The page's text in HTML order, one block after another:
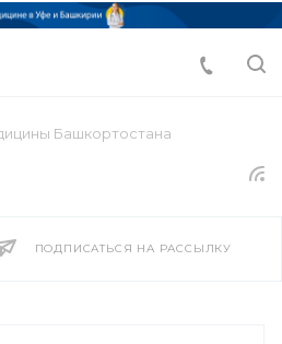
Башкортостана
ПОДПИСАТЬСЯ НА РАССЫЛКУ